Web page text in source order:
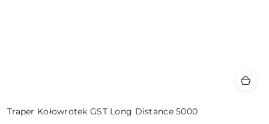
Traper Kołowrotek GST Long Distance 5000